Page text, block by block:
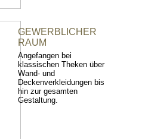
GEWERBLICHER
RAUM
Angefangen bei
klassischen Theken über
Wand- und
Deckenverkleidungen bis
hin zur gesamten
Gestaltung.